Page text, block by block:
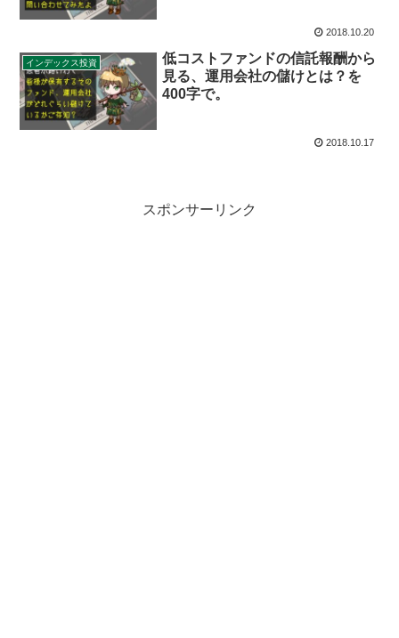
2018.10.20
インデックス投資
低コストファンドの信託報酬から
見る、運用会社の儲けとは？を
400字で。
2018.10.17
スポンサーリンク